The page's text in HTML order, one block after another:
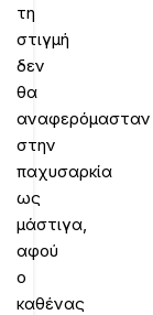
τη
στιγμή
δεν
θα
αναφερόμασταν
στην
παχυσαρκία
ως
μάστιγα,
αφού
ο
καθένας